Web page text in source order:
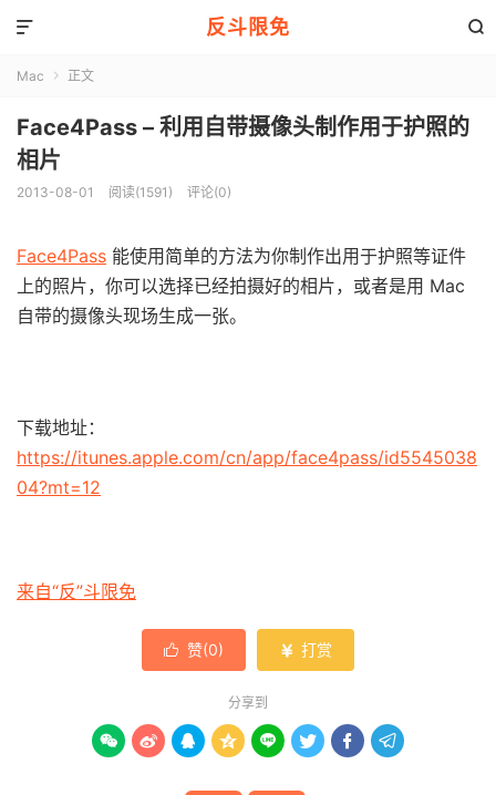
反斗限免 

Mac  正文
Face4Pass – 利用自带摄像头制作用于护照的
相片
2013-08-01 阅读(1591) 评论(0)
Face4Pass 能使用简单的方法为你制作出用于护照等证件
上的照片，你可以选择已经拍摄好的相片，或者是用 Mac
自带的摄像头现场生成一张。
下载地址：
https://itunes.apple.com/cn/app/face4pass/id5545038
04?mt=12
来自“反”斗限免
 赞(0)  打赏
分享到
       